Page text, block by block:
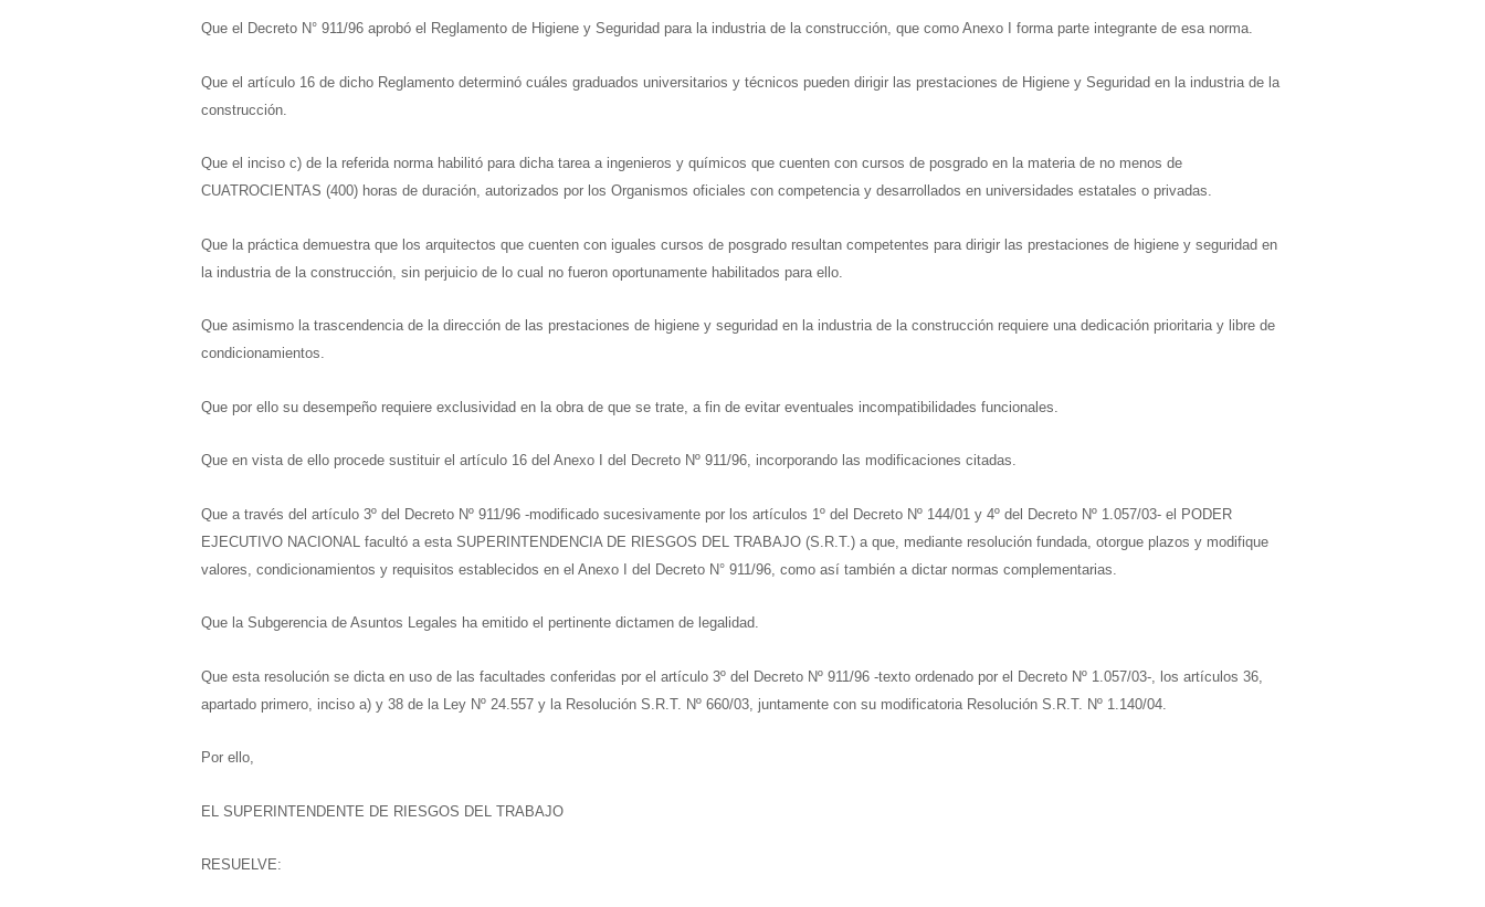
Que el Decreto N° 911/96 aprobó el Reglamento de Higiene y Seguridad para la industria de la construcción, que como Anexo I forma parte integrante de esa norma.
Que el artículo 16 de dicho Reglamento determinó cuáles graduados universitarios y técnicos pueden dirigir las prestaciones de Higiene y Seguridad en la industria de la
construcción.
Que el inciso c) de la referida norma habilitó para dicha tarea a ingenieros y químicos que cuenten con cursos de posgrado en la materia de no menos de
CUATROCIENTAS (400) horas de duración, autorizados por los Organismos oficiales con competencia y desarrollados en universidades estatales o privadas.
Que la práctica demuestra que los arquitectos que cuenten con iguales cursos de posgrado resultan competentes para dirigir las prestaciones de higiene y seguridad en
la industria de la construcción, sin perjuicio de lo cual no fueron oportunamente habilitados para ello.
Que asimismo la trascendencia de la dirección de las prestaciones de higiene y seguridad en la industria de la construcción requiere una dedicación prioritaria y libre de
condicionamientos.
Que por ello su desempeño requiere exclusividad en la obra de que se trate, a fin de evitar eventuales incompatibilidades funcionales.
Que en vista de ello procede sustituir el artículo 16 del Anexo I del Decreto Nº 911/96, incorporando las modificaciones citadas.
Que a través del artículo 3º del Decreto Nº 911/96 -modificado sucesivamente por los artículos 1º del Decreto Nº 144/01 y 4º del Decreto Nº 1.057/03- el PODER
EJECUTIVO NACIONAL facultó a esta SUPERINTENDENCIA DE RIESGOS DEL TRABAJO (S.R.T.) a que, mediante resolución fundada, otorgue plazos y modifique
valores, condicionamientos y requisitos establecidos en el Anexo I del Decreto N° 911/96, como así también a dictar normas complementarias.
Que la Subgerencia de Asuntos Legales ha emitido el pertinente dictamen de legalidad.
Que esta resolución se dicta en uso de las facultades conferidas por el artículo 3º del Decreto Nº 911/96 -texto ordenado por el Decreto Nº 1.057/03-, los artículos 36,
apartado primero, inciso a) y 38 de la Ley Nº 24.557 y la Resolución S.R.T. Nº 660/03, juntamente con su modificatoria Resolución S.R.T. Nº 1.140/04.
Por ello,
EL SUPERINTENDENTE DE RIESGOS DEL TRABAJO
RESUELVE: